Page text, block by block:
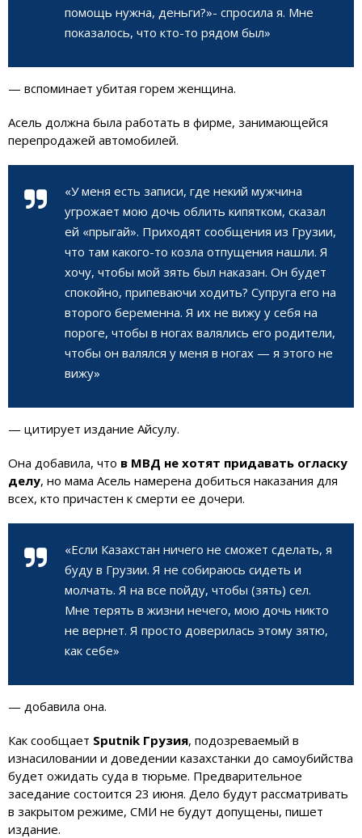
помощь нужна, деньги?»- спросила я. Мне
показалось, что кто-то рядом был»
— вспоминает убитая горем женщина.
Асель должна была работать в фирме, занимающейся
перепродажей автомобилей.
«У меня есть записи, где некий мужчина
угрожает мою дочь облить кипятком, сказал
ей «прыгай». Приходят сообщения из Грузии,
что там какого-то козла отпущения нашли. Я
хочу, чтобы мой зять был наказан. Он будет
спокойно, припеваючи ходить? Супруга его на
второго беременна. Я их не вижу у себя на
пороге, чтобы в ногах валялись его родители,
чтобы он валялся у меня в ногах — я этого не
вижу»
— цитирует издание Айсулу.
Она добавила, что в МВД не хотят придавать огласку
делу, но мама Асель намерена добиться наказания для
всех, кто причастен к смерти ее дочери.
«Если Казахстан ничего не сможет сделать, я
буду в Грузии. Я не собираюсь сидеть и
молчать. Я на все пойду, чтобы (зять) сел.
Мне терять в жизни нечего, мою дочь никто
не вернет. Я просто доверилась этому зятю,
как себе»
— добавила она.
Как сообщает Sputnik Грузия, подозреваемый в
изнасиловании и доведении казахстанки до самоубийства
будет ожидать суда в тюрьме. Предварительное
заседание состоится 23 июня. Дело будут рассматривать
в закрытом режиме, СМИ не будут допущены, пишет
издание.